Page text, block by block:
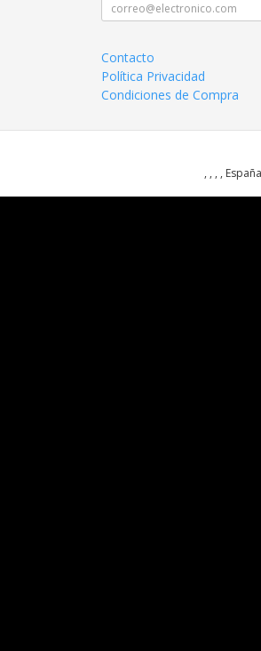
Contacto
Política Privacidad
Condiciones de Compra
, , , ,